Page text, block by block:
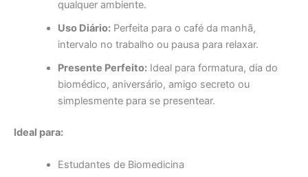
qualquer ambiente.
Uso Diário:Perfeita para o café da manhã,
intervalo no trabalho ou pausa para relaxar.
Presente Perfeito:Ideal para formatura, dia do
biomédico, aniversário, amigo secreto ou
simplesmente para se presentear.
Ideal para:
Estudantes de Biomedicina